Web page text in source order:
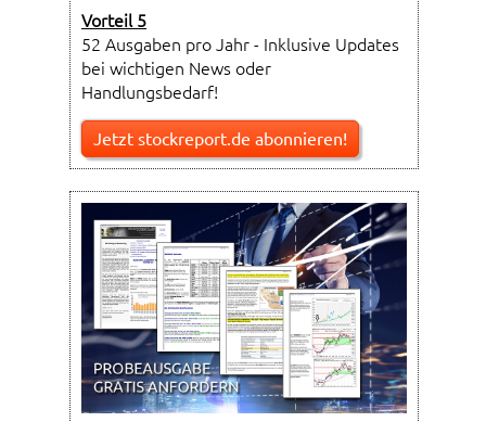
Vorteil 5
52 Ausgaben pro Jahr - Inklusive Updates
bei wichtigen News oder
Handlungsbedarf!
Jetzt stockreport.de abonnieren!